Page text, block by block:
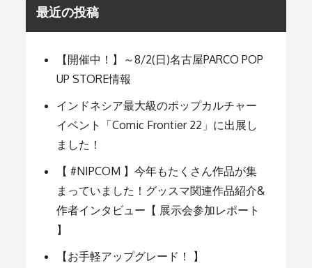
ー
シ
ョ
ン
最近の投稿
【開催中！】～8/2(日)名古屋PARCO POP
UP STORE情報
インドネシア最大級のポップカルチャー
イベント「Comic Frontier 22」に出展し
ました！
【 #NIPCOM 】今年もたくさん作品が集
まっていました！グッスマ関連作品紹介&
作者インタビュー【 展示会参加レポート
】
【お手軽アップグレード！ 】